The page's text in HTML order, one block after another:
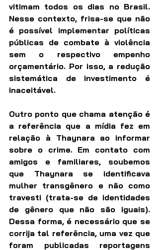
vitimam todos os dias no Brasil.
Nesse contexto, frisa-se que não
é possível implementar políticas
públicas de combate à violência
sem o respectivo empenho
orçamentário. Por isso, a redução
sistemática de investimento é
inaceitável.
Outro ponto que chama atenção é
a referência que a mídia fez em
relação à Thaynara ao informar
sobre o crime. Em contato com
amigos e familiares, soubemos
que Thaynara se identificava
mulher transgênero e não como
travesti (trata-se de identidades
de gênero que não são iguais).
Dessa forma, é necessário que se
corrija tal referência, uma vez que
foram publicadas reportagens